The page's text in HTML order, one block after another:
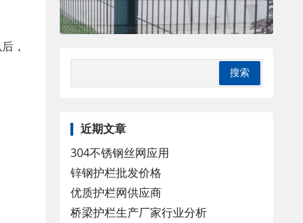
，
近期文章
304不锈钢丝网应用
锌钢护栏批发价格
优质护栏网供应商
桥梁护栏生产厂家行业分析